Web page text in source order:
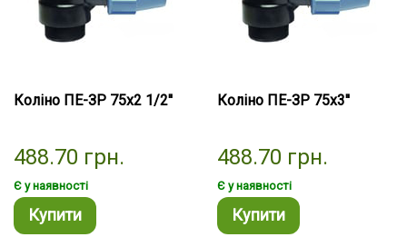
Коліно ПЕ-ЗР 75х2 1/2''
488.70 грн.
Є у наявності
Купити
Коліно ПЕ-ЗР 75х3''
488.70 грн.
Є у наявності
Купити